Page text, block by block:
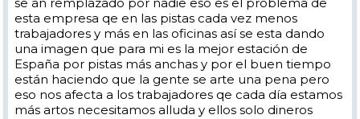
se an remplazado por nadie eso es el problema de
esta empresa qe en las pistas cada vez menos
trabajadores y más en las oficinas así se esta dando
una imagen que para mi es la mejor estación de
España por pistas más anchas y por el buen tiempo
están haciendo que la gente se arte una pena pero
eso nos afecta a los trabajadores qe cada día estamos
más artos necesitamos alluda y ellos solo dineros